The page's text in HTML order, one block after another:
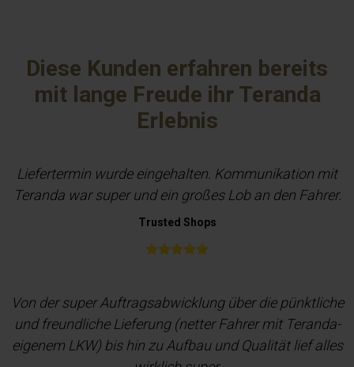
Diese Kunden erfahren bereits
mit lange Freude ihr Teranda
Erlebnis
Liefertermin wurde eingehalten. Kommunikation mit
Teranda war super und ein großes Lob an den Fahrer.
Trusted Shops
Von der super Auftragsabwicklung über die pünktliche
und freundliche Lieferung (netter Fahrer mit Teranda-
eigenem LKW) bis hin zu Aufbau und Qualität lief alles